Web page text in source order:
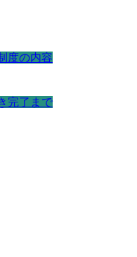
度の内容
完了まで